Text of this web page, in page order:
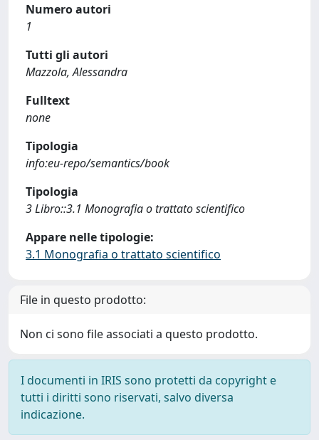
Numero autori
1
Tutti gli autori
Mazzola, Alessandra
Fulltext
none
Tipologia
info:eu-repo/semantics/book
Tipologia
3 Libro::3.1 Monografia o trattato scientifico
Appare nelle tipologie:
3.1 Monografia o trattato scientifico
File in questo prodotto:
Non ci sono file associati a questo prodotto.
I documenti in IRIS sono protetti da copyright e
tutti i diritti sono riservati, salvo diversa
indicazione.